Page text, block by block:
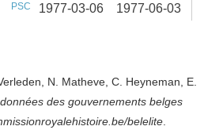
PSC 1977-03-06 1977-06-03
N. Matheve, C. Heyneman, E.
des gouvernements belges
belelite